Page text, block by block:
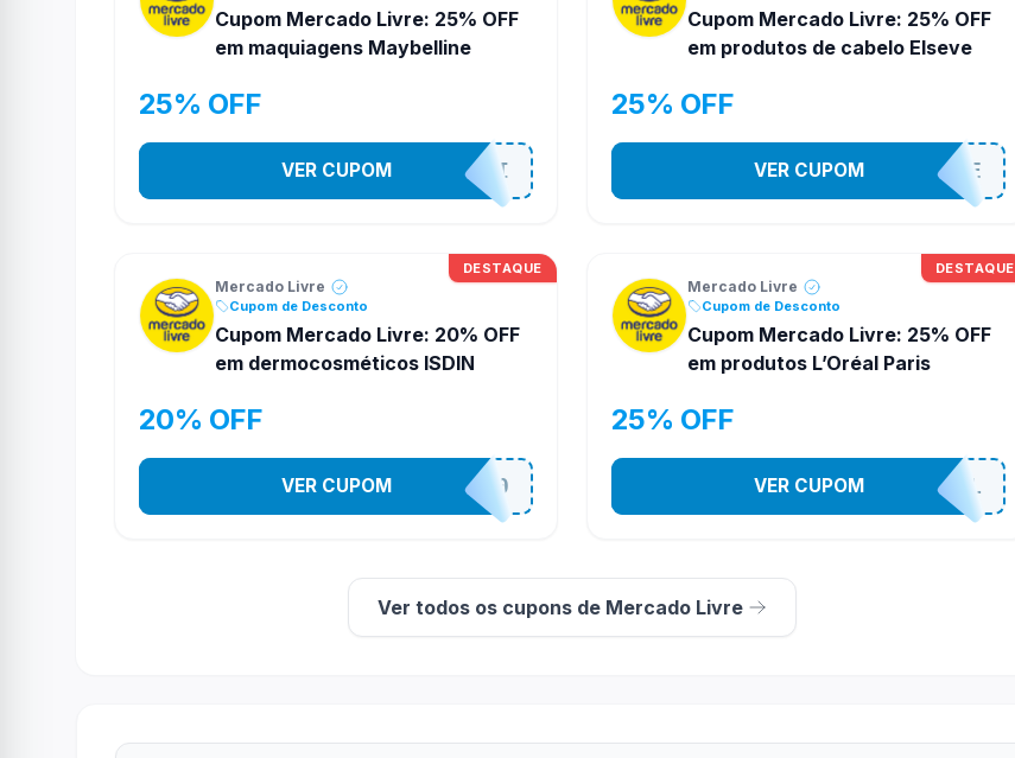
Cupom Mercado Livre: 25% OFF
em maquiagens Maybelline
25% OFF
MAYBELLINEMELI
VER CUPOM
Cupom Mercado Livre: 25% OFF
em produtos de cabelo Elseve
25% OFF
MELIELSEVE
VER CUPOM
DESTAQUE
Mercado Livre
Cupom de Desconto
Cupom Mercado Livre: 20% OFF
em dermocosméticos ISDIN
20% OFF
ISDIN20
VER CUPOM
DESTAQUE
Mercado Livre
Cupom de Desconto
Cupom Mercado Livre: 25% OFF
em produtos L’Oréal Paris
25% OFF
MELILOREAL
VER CUPOM
Ver todos os cupons de Mercado Livre